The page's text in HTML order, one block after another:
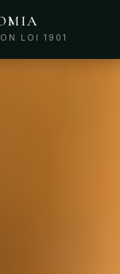
LOI 1901